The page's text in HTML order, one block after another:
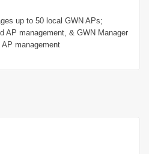
up to 50 local GWN APs;
AP management, & GWN Manager
management